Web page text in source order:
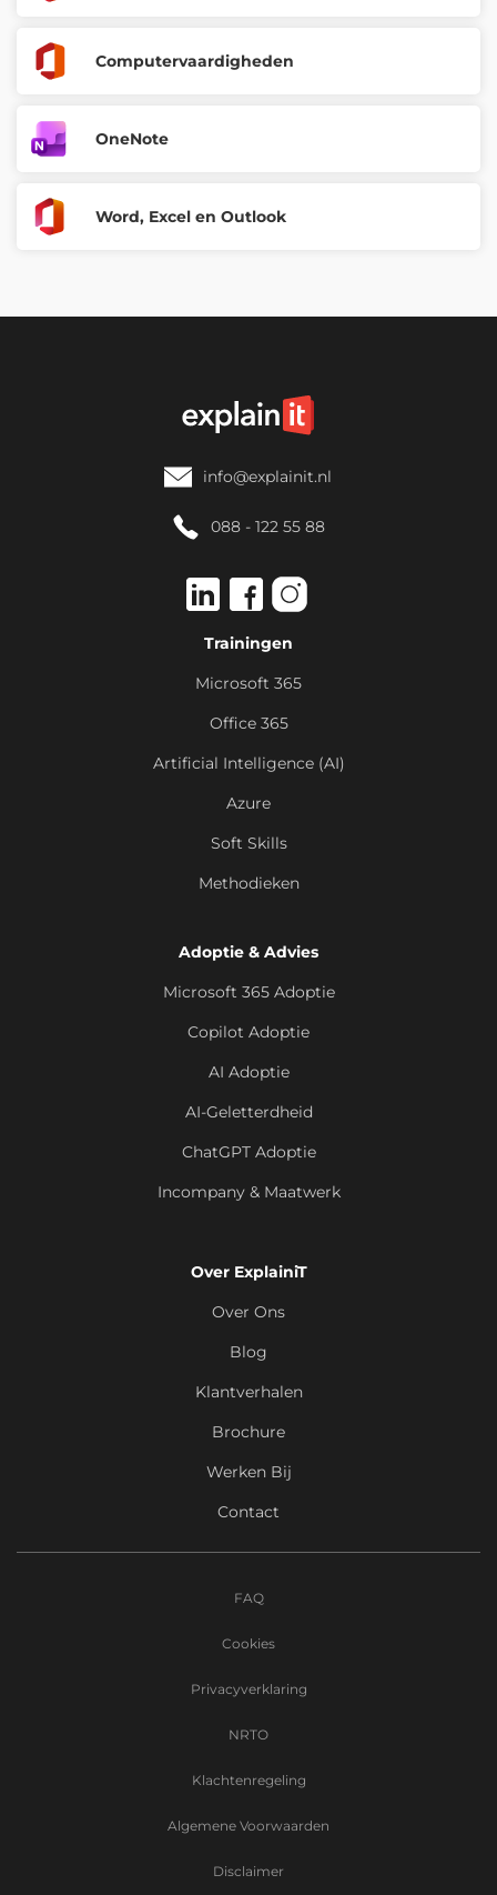
Computervaardigheden
OneNote
Word, Excel en Outlook
info@explainit.nl
088 - 122 55 88
Trainingen
Microsoft 365
Office 365
Artificial Intelligence (AI)
Azure
Soft Skills
Methodieken
Adoptie & Advies
Microsoft 365 Adoptie
Copilot Adoptie
AI Adoptie
AI-Geletterdheid
ChatGPT Adoptie
Incompany & Maatwerk
Over ExplainiT
Over Ons
Blog
Klantverhalen
Brochure
Werken Bij
Contact
FAQ
Cookies
Privacyverklaring
NRTO
Klachtenregeling
Algemene Voorwaarden
Disclaimer